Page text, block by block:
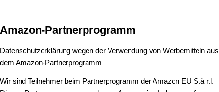
Amazon-Partnerprogramm
Datenschutzerklärung wegen der Verwendung von Werbemitteln aus
dem Amazon-Partnerprogramm
Wir sind Teilnehmer beim Partnerprogramm der Amazon EU S.à r.l.